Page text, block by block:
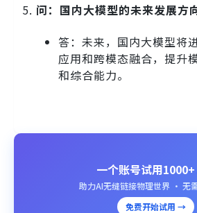
问：国内大模型的未来发展方
答：未来，国内大模型将
应用和跨模态融合，提升
和综合能力。
一个账号试用1000+
助力AI无缝链接物理世界 · 无
免费开始试用 →